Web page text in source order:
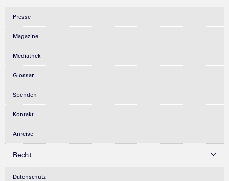
Presse
Magazine
Mediathek
Glossar
Spenden
Kontakt
Anreise
Recht
Datenschutz